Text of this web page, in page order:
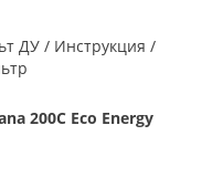
ДУ / Инструкция /
200C Eco Energy